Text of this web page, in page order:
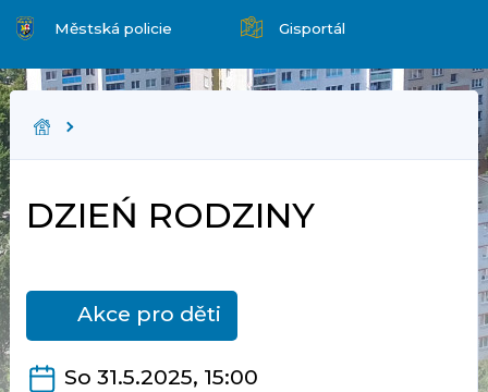
Městská policie Gisportál
DZIEŃ RODZINY
Akce pro děti
So 31.5.2025, 15:00